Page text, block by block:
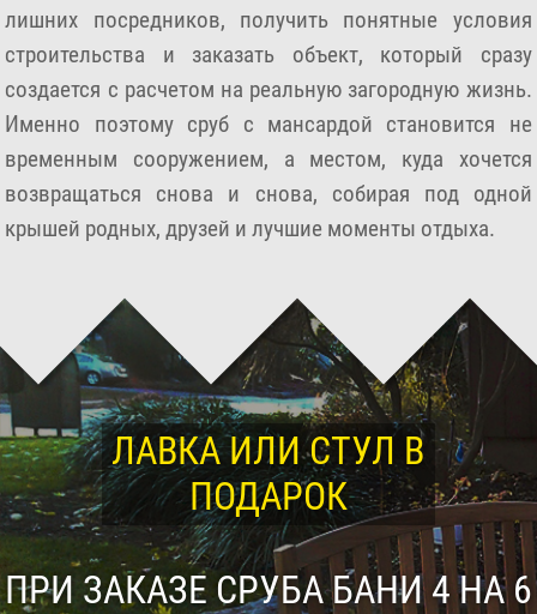
лишних посредников, получить понятные условия
строительства и заказать объект, который сразу
создается с расчетом на реальную загородную жизнь.
Именно поэтому сруб с мансардой становится не
временным сооружением, а местом, куда хочется
возвращаться снова и снова, собирая под одной
крышей родных, друзей и лучшие моменты отдыха.
ЛАВКА ИЛИ СТУЛ В
ПОДАРОК
ПРИ ЗАКАЗЕ СРУБА БАНИ 4 НА 6